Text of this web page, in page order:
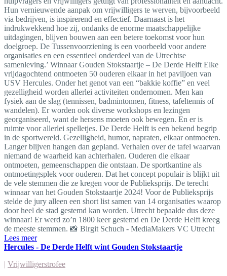
Hun vernieuwende aanpak om vrijwilligers te werven, bijvoorbeeld
via bedrijven, is inspirerend en effectief. Daarnaast is het
indrukwekkend hoe zij, ondanks de enorme maatschappelijke
uitdagingen, blijven bouwen aan een betere toekomst voor hun
doelgroep. De Tussenvoorziening is een voorbeeld voor andere
organisaties en een essentieel onderdeel van de Utrechtse
samenleving.’ Winnaar Gouden Stokstaartje – De Derde Helft Elke
vrijdagochtend ontmoeten 50 ouderen elkaar in het paviljoen van
USV Hercules. Onder het genot van een “bakkie koffie” en veel
gezelligheid worden allerlei activiteiten ondernomen. Men kan
fysiek aan de slag (tennissen, badmintonnen, fitness, tafeltennis of
wandelen). Er worden ook diverse workshops en lezingen
georganiseerd, want de hersens moeten ook bewegen. En er is
ruimte voor allerlei spelletjes. De Derde Helft is een bekend begrip
in de sportwereld. Gezelligheid, humor, napraten, elkaar ontmoeten.
Langer blijven hangen dan gepland. Verhalen over de tafel waarvan
niemand de waarheid kan achterhalen. Ouderen die elkaar
ontmoeten, gemeenschappen die ontstaan. De sportkantine als
ontmoetingsplek voor ouderen. Dat het concept populair is blijkt uit
de vele stemmen die ze kregen voor de Publieksprijs. De terecht
winnaar van het Gouden Stokstaartje 2024! Voor de Publieksprijs
stelde de jury alleen een short list samen van 14 organisaties waarop
door heel de stad gestemd kan worden. Utrecht bepaalde dus deze
winnaar! Er werd zo’n 1800 keer gestemd en De Derde Helft kreeg
de meeste stemmen. 📸 Birgit Schuch - MediaMakers VC Utrecht
Lees meer
Hercules - De Derde Helft wint Gouden Stokstaartje
| Vrijwilligerstrofee